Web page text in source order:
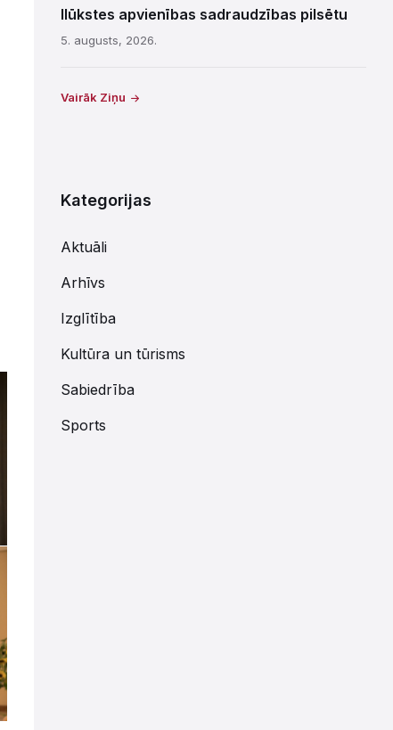
Ilūkstes apvienības sadraudzības pilsētu
5. augusts, 2026.
Vairāk Ziņu
Kategorijas
Aktuāli
Arhīvs
Izglītība
Kultūra un tūrisms
Sabiedrība
Sports